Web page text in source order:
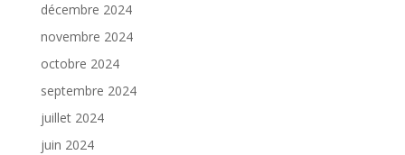
décembre 2024
novembre 2024
octobre 2024
septembre 2024
juillet 2024
juin 2024